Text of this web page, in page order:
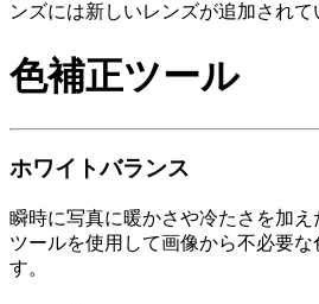
ンズには新しいレンズが追加されて
色補正ツール
ホワイトバランス
瞬時に写真に暖かさや冷たさを加
ツールを使用して画像から不必要な
す。